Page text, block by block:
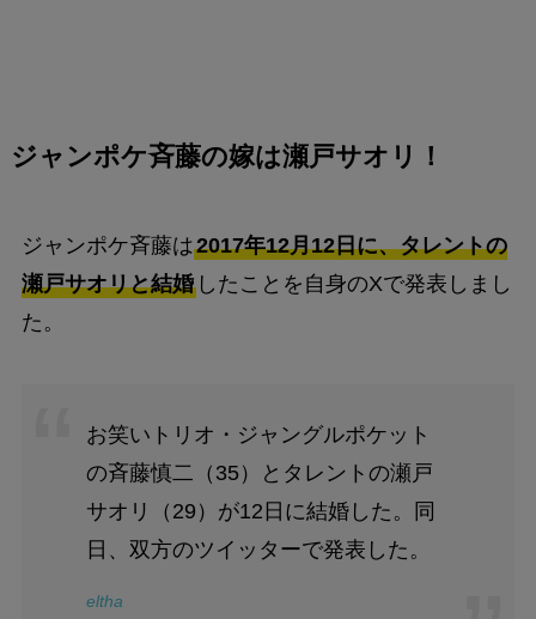
ジャンポケ斉藤の嫁は瀬戸サオリ！
ジャンポケ斉藤は2017年12月12日に、タレントの
瀬戸サオリと結婚したことを自身のXで発表しまし
た。
お笑いトリオ・ジャングルポケット
の斉藤慎二（35）とタレントの瀬戸
サオリ（29）が12日に結婚した。同
日、双方のツイッターで発表した。
eltha